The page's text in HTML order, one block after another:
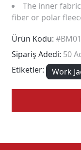
The inner
fiber or polar
Ürün Kodu:
Sipariş Adedi: 50
Etiketler:
Work